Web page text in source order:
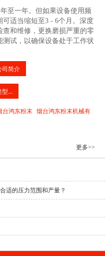
至一年。但如果设备使用频
适当缩短至3 - 6个月。深度
和维修，更换磨损严重的零
试，以确保设备处于工作状
司简介
...
台鸿东粉末 烟台鸿东粉末机械有
更多>>
适的压力范围和产量？